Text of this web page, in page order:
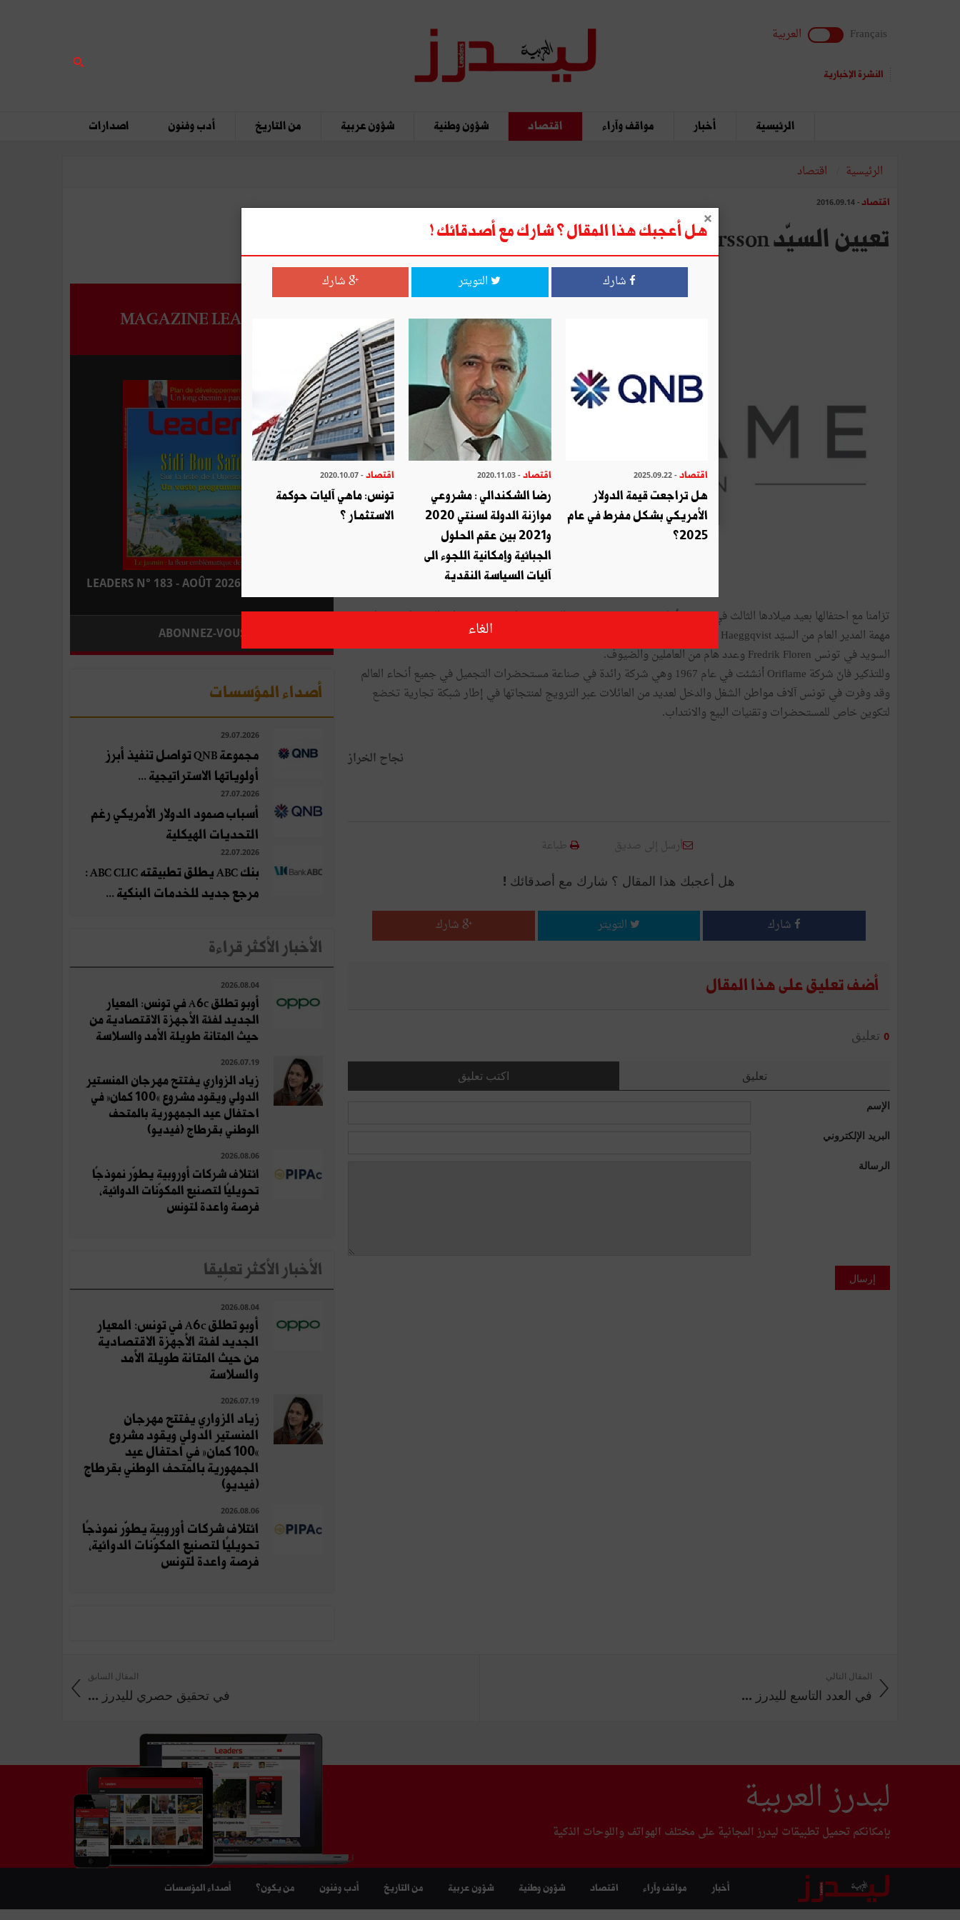
Français العربية
النشرة الإخبارية
الرئيسية أخبار مواقف وآراء اقتصاد شؤون وطنية شؤون عربية من التاريخ أدب وفنون اصدارات
الرئيسية اقتصاد
اقتصاد - 2016.09.14
تعيين السيّد Magnus Pettersson المدير العام ل Oriflame تونس
تزامنا مع احتفالها بعيد ميلادها الثالث في تونس، أعلنت شركة ORIFLAME السويدية رائدة مستحضرات التجميل عن نقل
مهمة المدير العام من السيّد Jonas Haeggqvist إلى السيّد Magnus Pettersson. وانتظم بالمناسبة حفل بهيج بحضور سفير
السويد في تونس Fredrik Floren وعدد هام من العاملين والضيوف.
وللتذكير فانّ شركة Oriflame أنشئت في عام 1967 وهي شركة رائدة في صناعة مستحضرات التجميل في جميع أنحاء العالم
وقد وفرت في تونس آلاف مواطن الشغل والدخل لعديد من العائلات عبر الترويج لمنتجاتها في إطار شبكة تجارية تخضع
لتكوين خاص للمستحضرات وتقنيات البيع والانتداب.
نجاح الخراز
أرسل إلى صديق طباعة
هل أعجبك هذا المقال ؟ شارك مع أصدقائك !
شارك التويتر شارك
أضف تعليق على هذا المقال
0 تعليق
اكتب تعليق تعليق
الإسم
البريد الإلكتروني
الرسالة
إرسال
MAGAZINE LEADERS
LEADERS N° 183 - AOÛT 2026 : EN KIOSQUE
ABONNEZ-VOUS
أصداء المؤسسات
29.07.2026
مجموعة QNB تواصل تنفيذ أبرز
أولوياتها الاستراتيجية ...
27.07.2026
أسباب صمود الدولار الأمريكي رغم
التحديات الهيكلية
22.07.2026
بنك ABC يطلق تطبيقته ABC CLIC :
مرجع جديد للخدمات البنكية ...
الأخبار الأكثر قراءة
2026.08.04
أوبو تطلق A6c في تونس: المعيار
الجديد لفئة الأجهزة الاقتصادية من
حيث المتانة طويلة الأمد والسلاسة
2026.07.19
زياد الزواري يفتتح مهرجان المنستير
الدولي ويقود مشروع «100 كمان» في
احتفال عيد الجمهورية بالمتحف
الوطني بقرطاج (فيديو)
2026.08.06
ائتلاف شركات أوروبية يطوّر نموذجًا
تحويليًا لتصنيع المكوّنات الدوائية،
فرصة واعدة لتونس
الأخبار الأكثر تعلِيقا
2026.08.04
أوبو تطلق A6c في تونس: المعيار
الجديد لفئة الأجهزة الاقتصادية
من حيث المتانة طويلة الأمد
والسلاسة
2026.07.19
زياد الزواري يفتتح مهرجان
المنستير الدولي ويقود مشروع
«100 كمان» في احتفال عيد
الجمهورية بالمتحف الوطني بقرطاج
(فيديو)
2026.08.06
ائتلاف شركات أوروبية يطوّر نموذجًا
تحويليًا لتصنيع المكوّنات الدوائية،
فرصة واعدة لتونس
المقال السابق
في تحقيق حصري لليدرز ...
المقال التالي
في العدد التاسع لليدرز ...
ليدرز العربية
بإمكانكم تحميل تطبيقات ليدرز المجانية على مختلف الهواتف واللوحات الذكية
أخبار مواقف وآراء اقتصاد شؤون وطنية شؤون عربية من التاريخ أدب وفنون من يكون؟ أصداء المؤسسات
هل أعجبك هذا المقال ؟ شارك مع أصدقائك !
شارك التويتر شارك
اقتصاد - 2025.09.22
هل تراجعت قيمة الدولار
الأمريكي بشكل مفرط في عام
2025؟
اقتصاد - 2020.11.03
رضا الشكندالي : مشروعي
موازنة الدولة لسنتي 2020
و2021 بين عقم الحلول
الجبائية وإمكانية اللجوء الى
آليات السياسة النقدية
اقتصاد- 2020.10.07
تونس: ماهي آليات حوكمة
الاستثمـار ؟
الغاء